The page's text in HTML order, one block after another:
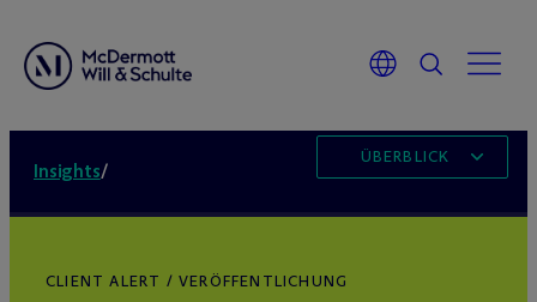
Insights/
ÜBERBLICK
CLIENT ALERT / VERÖFFENTLICHUNG